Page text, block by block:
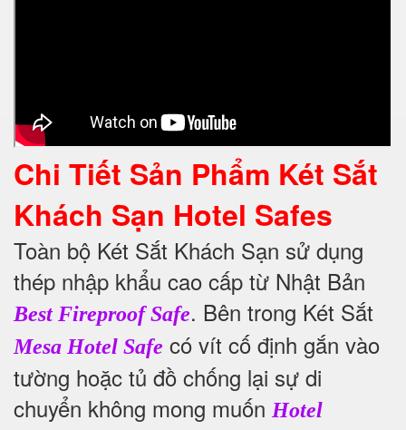
Chi Tiết Sản Phẩm Két Sắt
Khách Sạn Hotel Safes
Toàn bộ Két Sắt Khách Sạn sử dụng
thép nhập khẩu cao cấp từ Nhật Bản
Best Fireproof Safe. Bên trong Két Sắt
Mesa Hotel Safe có vít cố định gắn vào
tường hoặc tủ đồ chống lại sự di
chuyển không mong muốn Hotel